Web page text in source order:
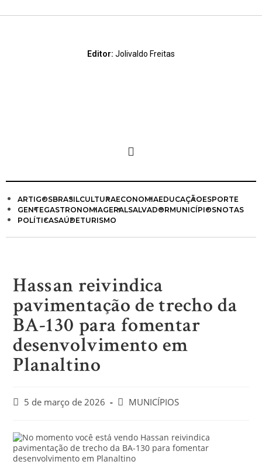
Editor: Jolivaldo Freitas
ARTIGOSBRASILCULTURAECONOMIAEDUCAÇÃOESPORTE
GENTEGASTRONOMIAGERALSALVADORMUNICÍPIOSNOTAS
POLÍTICASAÚDETURISMO
Hassan reivindica
pavimentação de trecho da
BA-130 para fomentar
desenvolvimento em
Planaltino
5 de março de 2026 MUNICÍPIOS